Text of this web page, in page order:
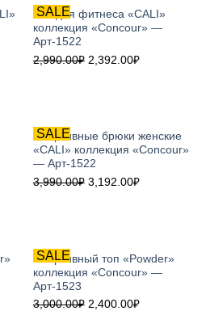
SALE
Топ для фитнеса «CALI»
коллекция «Concour» —
Арт-1522
2,990.00₽ 2,392.00₽
SALE
Спортивные брюки женские
«CALI» коллекция «Concour»
— Арт-1522
3,990.00₽ 3,192.00₽
SALE
Спортивный топ «Powder»
коллекция «Concour» —
Арт-1523
3,000.00₽ 2,400.00₽